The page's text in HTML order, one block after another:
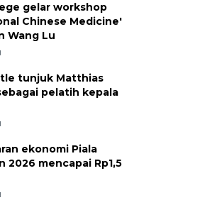
gelar workshop
Chinese Medicine'
Wang Lu
tunjuk Matthias
pelatih kepala
ekonomi Piala
2026 mencapai Rp1,5